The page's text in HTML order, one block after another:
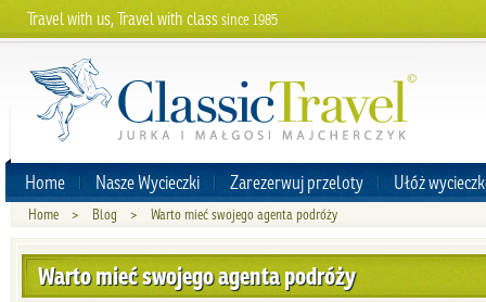
Travel with us, Travel with classsince 1985
Home Nasze Wycieczki Zarezerwuj przeloty Ułóż
Home > Blog > Warto mieć swojego agenta podróży
Warto mieć swojego agenta podróży